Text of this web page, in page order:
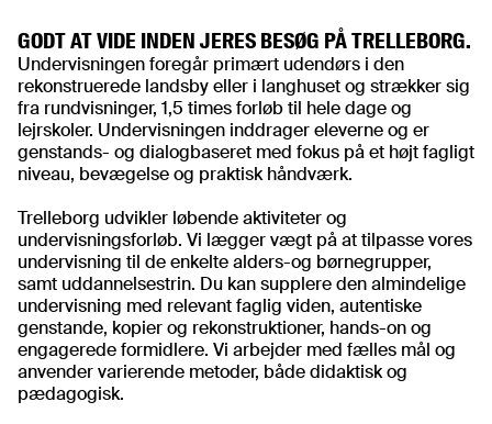
GODT AT VIDE INDEN JERES BESØG PÅ TRELLEBORG.
Undervisningen foregår primært udendørs i den
rekonstruerede landsby eller i langhuset og strækker sig
fra rundvisninger, 1,5 times forløb til hele dage og
lejrskoler. Undervisningen inddrager eleverne og er
genstands- og dialogbaseret med fokus på et højt fagligt
niveau, bevægelse og praktisk håndværk.
Trelleborg udvikler løbende aktiviteter og
undervisningsforløb. Vi lægger vægt på at tilpasse vores
undervisning til de enkelte alders-og børnegrupper,
samt uddannelsestrin. Du kan supplere den almindelige
undervisning med relevant faglig viden, autentiske
genstande, kopier og rekonstruktioner, hands-on og
engagerede formidlere. Vi arbejder med fælles mål og
anvender varierende metoder, både didaktisk og
pædagogisk.